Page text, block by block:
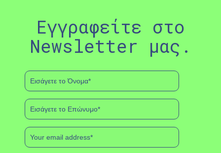
Εγγραφείτε στο
Newsletter μας.